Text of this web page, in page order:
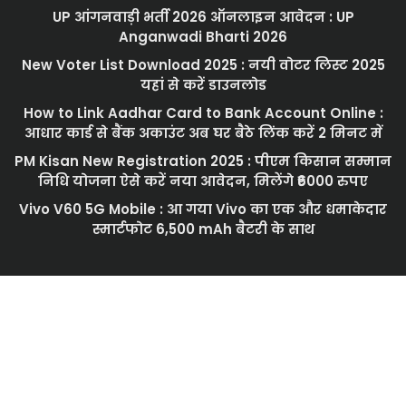
UP आंगनवाड़ी भर्ती 2026 ऑनलाइन आवेदन : UP
Anganwadi Bharti 2026
New Voter List Download 2025 : नयी वोटर लिस्ट 2025
यहां से करें डाउनलोड
How to Link Aadhar Card to Bank Account Online :
आधार कार्ड से बैंक अकाउंट अब घर बैठे लिंक करें 2 मिनट में
PM Kisan New Registration 2025 : पीएम किसान सम्मान
निधि योजना ऐसे करें नया आवेदन, मिलेंगे ₹6000 रुपए
Vivo V60 5G Mobile : आ गया Vivo का एक और धमाकेदार
स्मार्टफोट 6,500 mAh बैटरी के साथ